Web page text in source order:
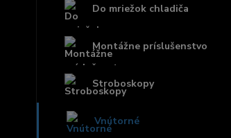
Do mriežok chladiča
Montážne príslušenstvo
Stroboskopy
Vnútorné